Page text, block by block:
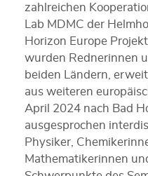
zahlreichen
Lab MDMC der
Horizon Europe
wurden Rednerinnen
beiden Ländern,
aus weiteren
April 2024 nach Bad
ausgesprochen
Physiker,
Mathematikerinnen